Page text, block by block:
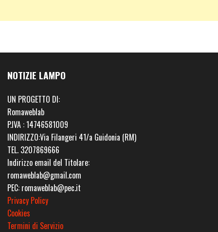
NOTIZIE LAMPO
UN PROGETTO DI:
Romaweblab
P.IVA : 14746581009
INDIRIZZO:Via Filangeri 41/a Guidonia (RM)
TEL. 3207869666
Indirizzo email del Titolare:
romaweblab@gmail.com
PEC: romaweblab@pec.it
Privacy Policy
Cookies
Termini di Servizio